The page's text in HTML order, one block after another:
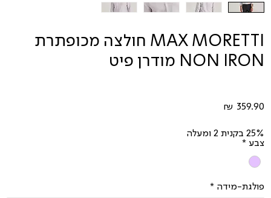
MAX MORETTI חולצה מכופתרת
NON IRON מודרן פיט
25% בקנית 2 ומעלה
צבע *
פולגת-מידה *